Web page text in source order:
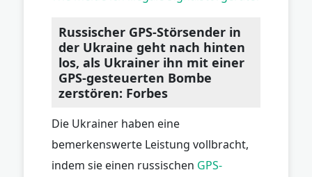
Russischer GPS-Störsender in
der Ukraine geht nach hinten
los, als Ukrainer ihn mit einer
GPS-gesteuerten Bombe
zerstören: Forbes
Die Ukrainer haben eine
bemerkenswerte Leistung vollbracht,
indem sie einen russischen GPS-